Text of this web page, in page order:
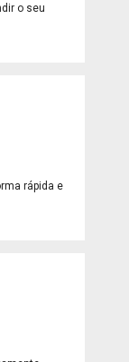
o seu
rápida e